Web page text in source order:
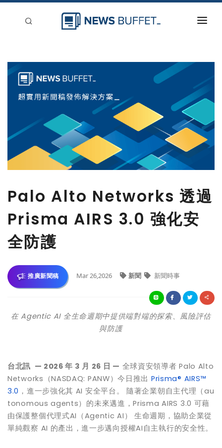
Palo Alto Networks 透過
Prisma AIRS 3.0 強化安
全防護
推廣新聞稿 Mar 26,2026 新聞 新聞時事
在Agentic AI 全生命週期中提供端對端的探索、風險評估
與防護
台北訊 — 2026年 3 月 26 日 — 全球資安領導者 Palo Alto
Networks（NASDAQ: PANW）今日推出 Prisma® AIRS™
3.0 ，進一步強化其 AI 安全平台。 隨著企業朝自主代理（au
tonomous agents）的未來邁進，Prisma AIRS 3.0 可藉
由保護整個代理式AI（Agentic AI） 生命週期，協助企業從
單純觀察 AI 的產出，進一步邁向授權AI自主執行的安全性。